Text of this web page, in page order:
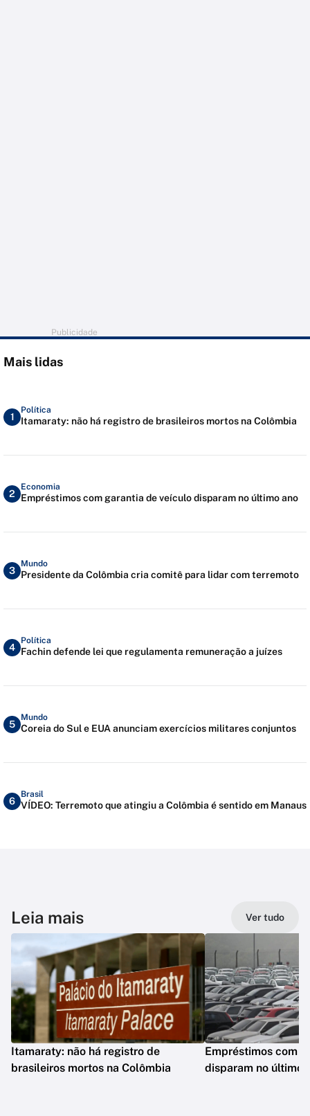
Publicidade
Mais lidas
1
Política
Itamaraty: não há registro de brasileiros mortos na Colômbia
2
Economia
Empréstimos com garantia de veículo disparam no último ano
3
Mundo
Presidente da Colômbia cria comitê para lidar com terremoto
4
Política
Fachin defende lei que regulamenta remuneração a juízes
5
Mundo
Coreia do Sul e EUA anunciam exercícios militares conjuntos
6
Brasil
VÍDEO: Terremoto que atingiu a Colômbia é sentido em Manaus
Leia mais Ver tudo
Itamaraty: não há registro de
brasileiros mortos na Colômbia
Empréstimos com
disparam no último